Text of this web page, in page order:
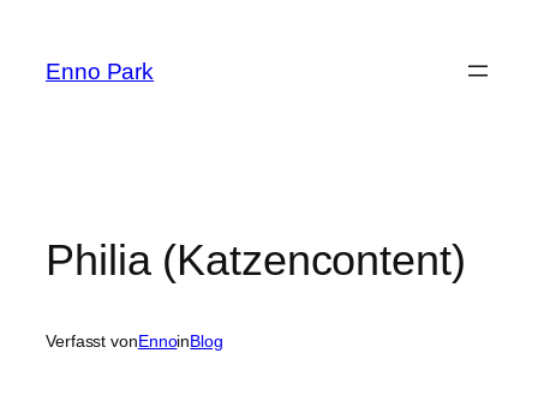
springen
Enno Park
Philia (Katzencontent)
Verfasst vonEnnoinBlog